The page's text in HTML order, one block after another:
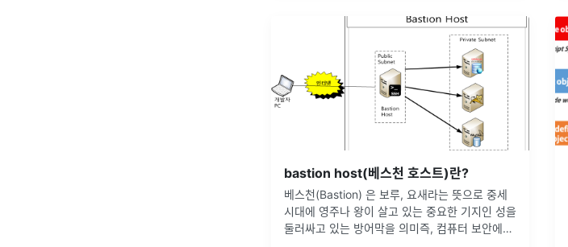
bastion host(베스천 호스트)란?
베스천(Bastion) 은 보루, 요새라는 뜻으로 중세
시대에 영주나 왕이 살고 있는 중요한 기지인 성을
둘러싸고 있는 방어막을 의미즉, 컴퓨터 보안에서